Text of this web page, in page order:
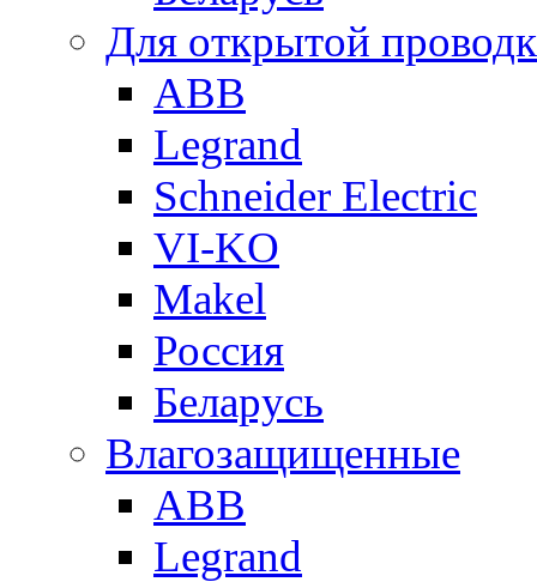
Для открытой
ABB
Legrand
Schneider Electric
VI-KO
Makel
Россия
Беларусь
Влагозащищенные
ABB
Legrand